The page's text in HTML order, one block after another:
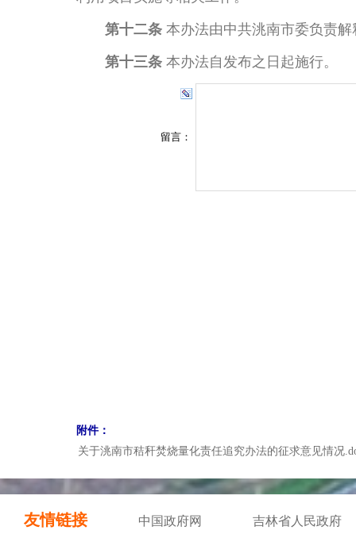
第十二条 本办法由中共洮南市委负责
第十三条 本办法自发布之日起施行。
附件：
关于洮南市秸秆焚烧量化责任追究办法的征求意见情况
友情链接 中国政府网 吉林省人民政府